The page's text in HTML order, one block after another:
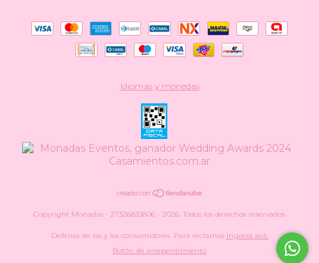
Idiomas y monedas
Copyright Monadas - 27326833806 - 2026. Todos los derechos reservados.
Defensa de las y los consumidores. Para reclamos ingresá acá.
Botón de arrepentimiento